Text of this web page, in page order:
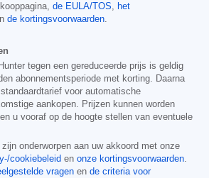
de EULA/TOS, het
de kortingsvoorwaarden.
tegen een gereduceerde prijs is geldig
abonnementsperiode met korting. Daarna
voor automatische
aankopen. Prijzen kunnen worden
u vooraf op de hoogte stellen van eventuele
onderworpen aan uw akkoord met onze
cookiebeleid en onze kortingsvoorwaarden.
vragen en de criteria voor